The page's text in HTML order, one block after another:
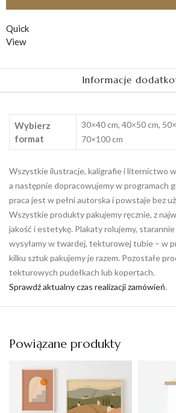
Quick
View
Informacje
Wybierz
format
30×40 cm, 40×50 cm,
70×100 cm
Wszystkie ilustracje, kaligrafie i liternictwo
a następnie dopracowujemy w programach
praca jest w pełni autorska i powstaje bez
Wszystkie produkty pakujemy ręcznie, z
jakość i estetykę. Plakaty rolujemy, starannie
wysyłamy w twardej, tekturowej tubie – w
kilku sztuk pakujemy je razem. Pozostałe
tekturowych pudełkach lub kopertach.
Sprawdź aktualny czas realizacji zamówień.
Powiązane produkty